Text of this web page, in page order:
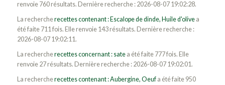
renvoie 760 résultats. Dernière recherche : 2026-08-07 19:02:28.
La rechercherecettes contenant : Escalope de dinde, Huile d'olivea
été faite 711 fois. Elle renvoie 143 résultats. Dernière recherche :
2026-08-07 19:02:11.
La rechercherecettes concernant : satea été faite 777 fois. Elle
renvoie 27 résultats. Dernière recherche : 2026-08-07 19:02:01.
La rechercherecettes contenant : Aubergine, Oeufa été faite 950